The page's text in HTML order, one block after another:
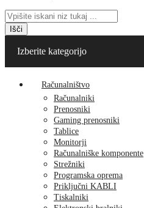
Išči
Izberite kategorijo
Računalništvo
Računalniki
Prenosniki
Gaming prenosniki
Tablice
Monitorji
Računalniške komponente
Strežniki
Programska oprema
Priključni KABLI
Tiskalniki